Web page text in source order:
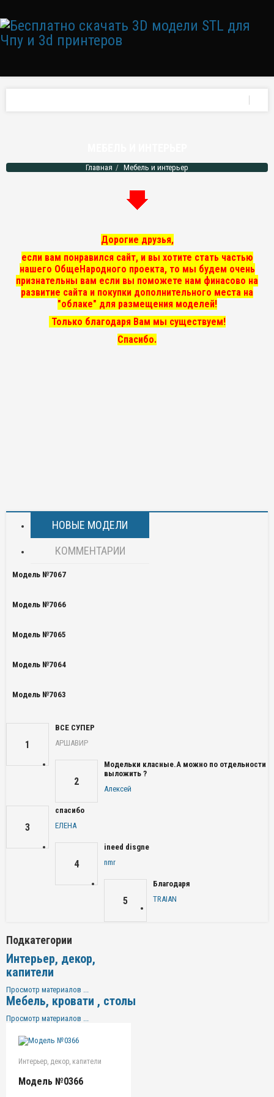
Главная Мебель и интерьер
Дорогие друзья,
если вам понравился сайт, и вы хотите стать частью
нашего ОбщеНародного проекта, то мы будем очень
признательны вам если вы поможете нам финасово на
развитие сайта и покупки дополнительного места на
"облаке" для размещения моделей!
Только благодаря Вам мы существуем!
Спасибо.
НОВЫЕ МОДЕЛИ
КОММЕНТАРИИ
Модель №7067
Модель №7066
Модель №7065
Модель №7064
Модель №7063
1
ВСЕ СУПЕР
АРШАВИР
2
Модельки класные.А можно по отдельности
выложить ?
Алексей
3
спасибо
ЕЛЕНА
4
ineed disgne
nmr
5
Благодаря
TRAIAN
Подкатегории
Интерьер, декор,
капители
Просмотр материалов ...
Мебель, кровати , столы
Просмотр материалов ...
Интерьер, декор, капители
Модель №0366